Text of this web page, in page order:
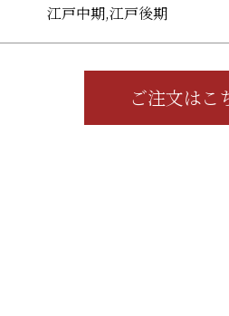
江戸中期,江戸後期
ご注文はこ